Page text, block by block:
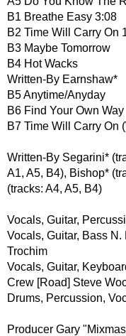
B1 Breathe Easy 3:08
B2 Time Will Carry On
B3 Maybe Tomorrow
B4 Hot Wacks
Written-By Earnshaw*
B5 Anytime/Anyday
B6 Find Your Own Way
B7 Time Will Carry On
Written-By Segarini*
A1, A5, B4), Bishop*
(tracks: A4, A5, B4)
Vocals, Guitar,
Vocals, Guitar, Bass
Trochim
Vocals, Guitar,
Crew [Road] Steve
Drums, Percussion,
Producer Gary